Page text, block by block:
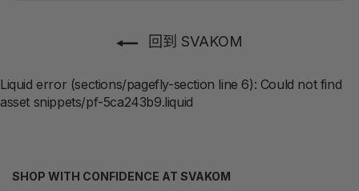
回到 SVAKOM
Liquid error (sections/pagefly-section line 6): Could not find
asset snippets/pf-5ca243b9.liquid
SHOP WITH CONFIDENCE AT SVAKOM